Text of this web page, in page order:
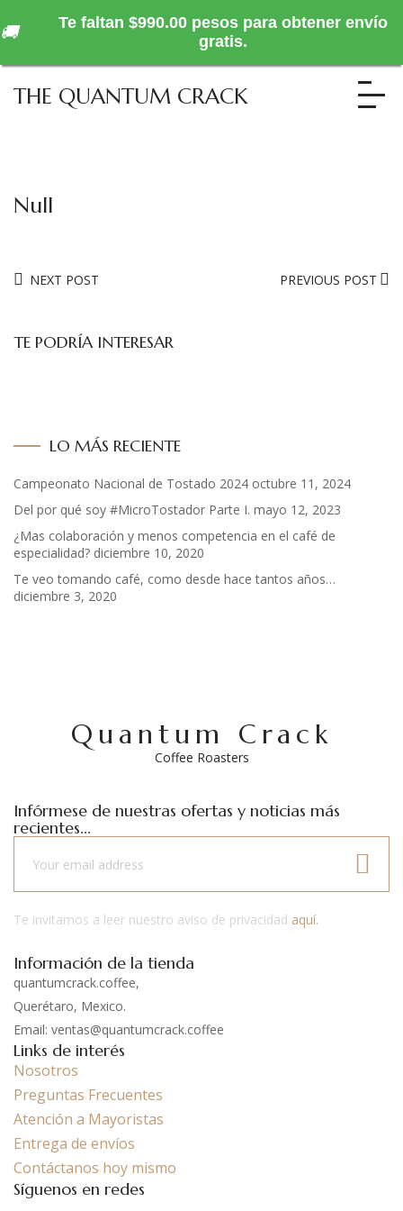
THE QUANTUM CRACK
Null
NEXT POST PREVIOUS POST
TE PODRÍA INTERESAR
LO MÁS RECIENTE
Campeonato Nacional de Tostado 2024 octubre 11, 2024
Del por qué soy #MicroTostador Parte I. mayo 12, 2023
¿Mas colaboración y menos competencia en el café de
especialidad? diciembre 10, 2020
Te veo tomando café, como desde hace tantos años…
diciembre 3, 2020
Quantum Crack
Coffee Roasters
Infórmese de nuestras ofertas y noticias más
recientes...
Te invitamos a leer nuestro aviso de privacidad aquí.
Información de la tienda
quantumcrack.coffee,
Querétaro, Mexico.
Email: ventas@quantumcrack.coffee
Links de interés
Nosotros
Preguntas Frecuentes
Atención a Mayoristas
Entrega de envíos
Contáctanos hoy mismo
Síguenos en redes
🚚
Te faltan $990.00 pesos para obtener envío
gratis.